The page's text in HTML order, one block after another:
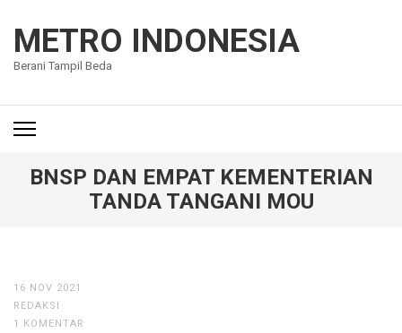
konten
(Tekan
METRO INDONESIA
Berani Tampil Beda
BNSP DAN EMPAT KEMENTERIAN
TANDA TANGANI MOU
16 NOV 2021
REDAKSI
1 KOMENTAR